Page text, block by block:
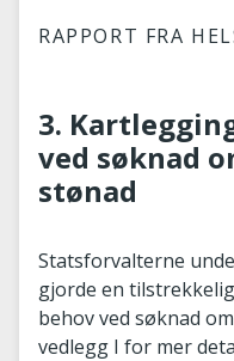
RAPPORT FRA
3.
ved søknad
stønad
Statsforvalterne
gjorde en
behov ved søknad
vedlegg I for mer